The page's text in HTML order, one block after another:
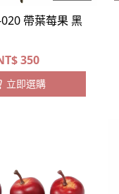
帶葉莓果 黑
350
立即選購